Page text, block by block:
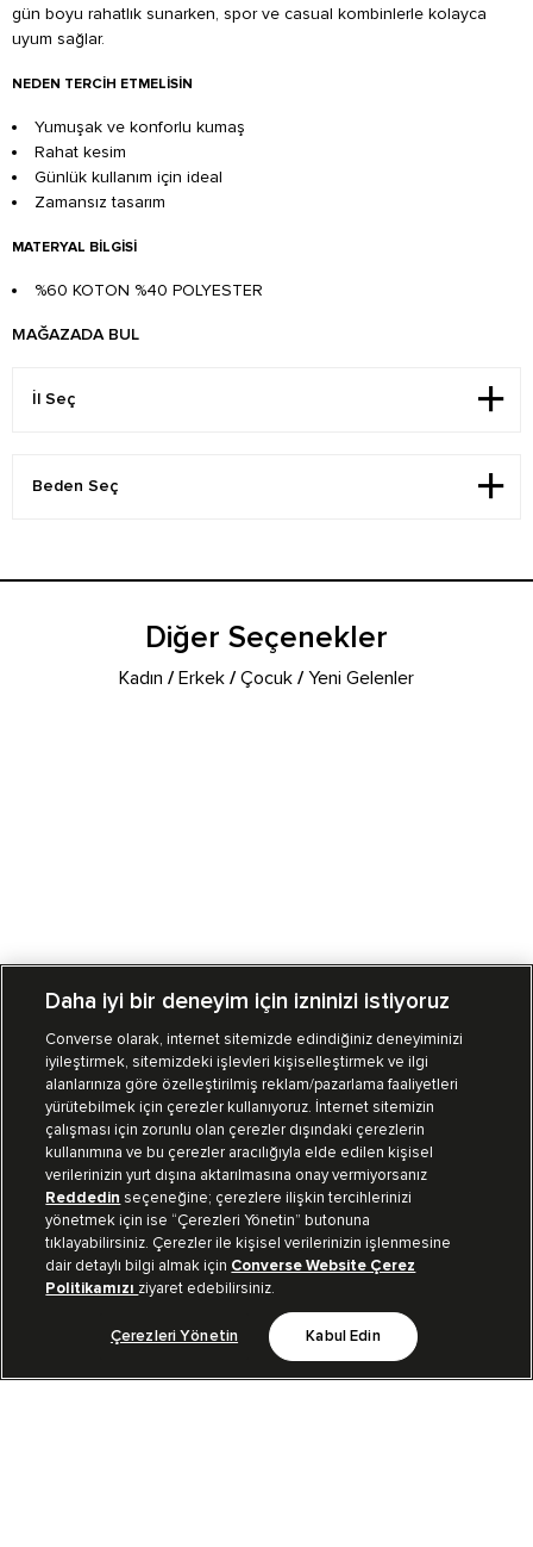
gün boyu rahatlık sunarken, spor ve casual kombinlerle kolayca
uyum sağlar.
NEDEN TERCIH ETMELISIN
Yumuşak ve konforlu kumaş
Rahat kesim
Günlük kullanım için ideal
Zamansız tasarım
MATERYAL BILGISI
%60 KOTON %40 POLYESTER
MAĞAZADA BUL
Diğer Seçenekler
Kadın /Erkek /Çocuk /Yeni Gelenler
Mağazalarımız Sipariş Takibi
Müşteri İlişkileri
Koleksiyon
Kurumsal
Bizi Takip Et
Daha iyi bir deneyim için izninizi istiyoruz
Converse olarak, internet sitemizde edindiğiniz deneyiminizi
iyileştirmek, sitemizdeki işlevleri kişiselleştirmek ve ilgi
alanlarınıza göre özelleştirilmiş reklam/pazarlama faaliyetleri
yürütebilmek için çerezler kullanıyoruz. İnternet sitemizin
çalışması için zorunlu olan çerezler dışındaki çerezlerin
kullanımına ve bu çerezler aracılığıyla elde edilen kişisel
verilerinizin yurt dışına aktarılmasına onay vermiyorsanız
Reddedin seçeneğine; çerezlere ilişkin tercihlerinizi
yönetmek için ise “Çerezleri Yönetin” butonuna
tıklayabilirsiniz. Çerezler ile kişisel verilerinizin işlenmesine
dair detaylı bilgi almak için Converse Website Çerez
Politikamızı ziyaret edebilirsiniz.
Çerezleri Yönetin Kabul Edin